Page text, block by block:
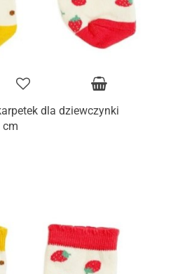
dla dziewczynki
cm